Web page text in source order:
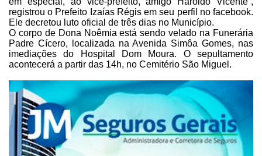
registrou o Prefeito Izaías Régis em seu perfil no facebook.
Ele decretou luto oficial de três dias no Município.
O corpo de Dona Noêmia está sendo velado na Funerária
Padre Cícero, localizada na Avenida Simôa Gomes, nas
imediações do Hospital Dom Moura. O sepultamento
acontecerá a partir das 14h, no Cemitério São Miguel.